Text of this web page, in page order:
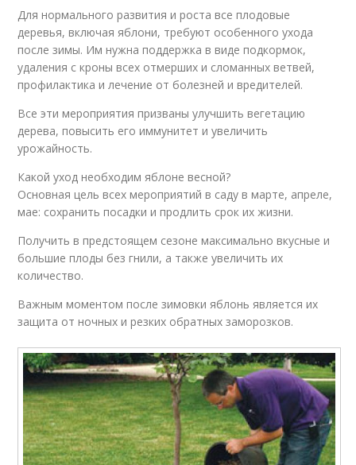
Для нормального развития и роста все плодовые
деревья, включая яблони, требуют особенного ухода
после зимы. Им нужна поддержка в виде подкормок,
удаления с кроны всех отмерших и сломанных ветвей,
профилактика и лечение от болезней и вредителей.
Все эти мероприятия призваны улучшить вегетацию
дерева, повысить его иммунитет и увеличить
урожайность.
Какой уход необходим яблоне весной?
Основная цель всех мероприятий в саду в марте, апреле,
мае: сохранить посадки и продлить срок их жизни.
Получить в предстоящем сезоне максимально вкусные и
большие плоды без гнили, а также увеличить их
количество.
Важным моментом после зимовки яблонь является их
защита от ночных и резких обратных заморозков.